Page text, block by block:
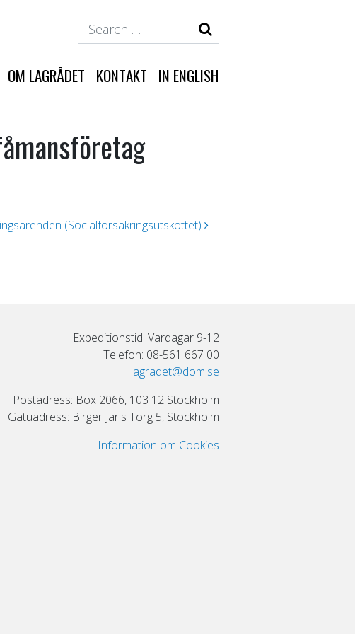
OM LAGRÅDET KONTAKT IN ENGLISH
(Socialförsäkringsutskottet)
Expeditionstid: Vardagar 9-12
Telefon: 08-561 667 00
lagradet@dom.se
Postadress: Box 2066, 103 12 Stockholm
Gatuadress: Birger Jarls Torg 5, Stockholm
Information om Cookies